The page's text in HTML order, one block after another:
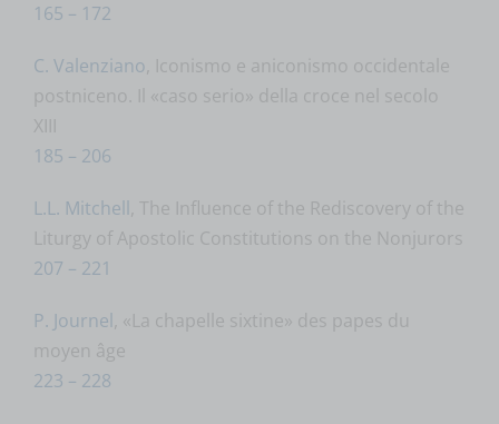
165 – 172
C. Valenziano , Iconismo e aniconismo occidentale
postniceno. Il «caso serio» della croce nel secolo
XIII
185 – 206
L.L. Mitchell , The Influence of the Rediscovery of the
Liturgy of Apostolic Constitutions on the Nonjurors
207 – 221
P. Journel , «La chapelle sixtine» des papes du
moyen âge
223 – 228